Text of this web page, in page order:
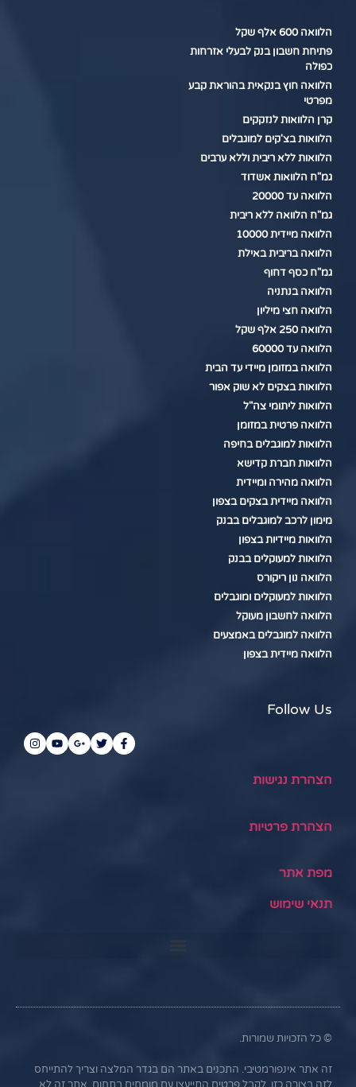
הלוואה 600 אלף שקל
פתיחת חשבון בנק לבעלי אזרחות
כפולה
הלוואה חוץ בנקאית בהוראת קבע
מפרטי
קרן הלוואות לנזקקים
הלוואות בצ'קים למוגבלים
הלוואות ללא ריבית וללא ערבים
גמ"ח הלוואות אשדוד
הלוואה עד 20000
גמ"ח הלוואה ללא ריבית
הלוואה מיידית 10000
הלוואה בריבית באילת
גמ"ח כסף דחוף
הלוואה בנתניה
הלוואה חצי מיליון
הלוואה 250 אלף שקל
הלוואה עד 60000
הלוואה במזומן מיידי עד הבית
הלוואות בצקים לא שוק אפור
הלוואות ליתומי צה"ל
הלוואה פרטית במזומן
הלוואות למוגבלים בחיפה
הלוואות חברת קדישא
הלוואה מהירה ומיידית
הלוואה מיידית בצקים בצפון
מימון לרכב למוגבלים בבנק
הלוואות מיידיות בצפון
הלוואות למעוקלים בבנק
הלוואה נון ריקורס
הלוואות למעוקלים ומוגבלים
הלוואה לחשבון מעוקל
הלוואה למוגבלים באמצעים
הלוואה מיידית בצפון
Follow Us
הצהרת נגישות
הצהרת פרטיות
מפת אתר
תנאי שימוש
© כל הזכויות שמורות.
זה אתר אינפורמטיבי. התכנים באתר הם בגדר המלצה וצריך להתייחס